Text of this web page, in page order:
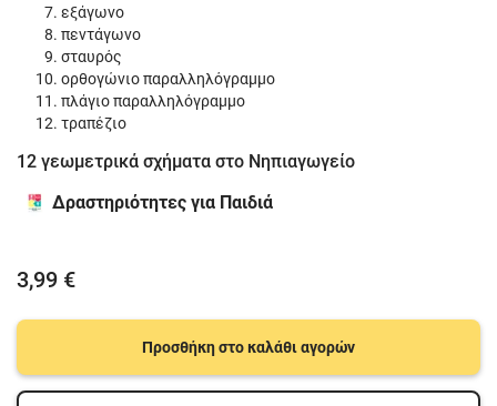
εξάγωνο
πεντάγωνο
σταυρός
ορθογώνιο παραλληλόγραμμο
πλάγιο παραλληλόγραμμο
τραπέζιο
12 γεωμετρικά σχήματα στο Νηπιαγωγείο
Δραστηριότητες για Παιδιά
3,99 €
Προσθήκη στο καλάθι αγορών